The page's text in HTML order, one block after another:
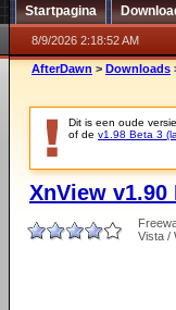
Startpagina
8/9/2026 2:18:52 AM
AfterDawn > Downloads
Dit is een oude
of de v1.98 Beta 3
XnView v1.90
Vista /